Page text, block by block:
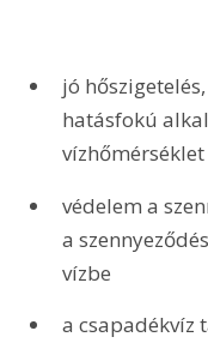
jó
hatásfokú
védelem a
a
vízbe
a csapadékvíz